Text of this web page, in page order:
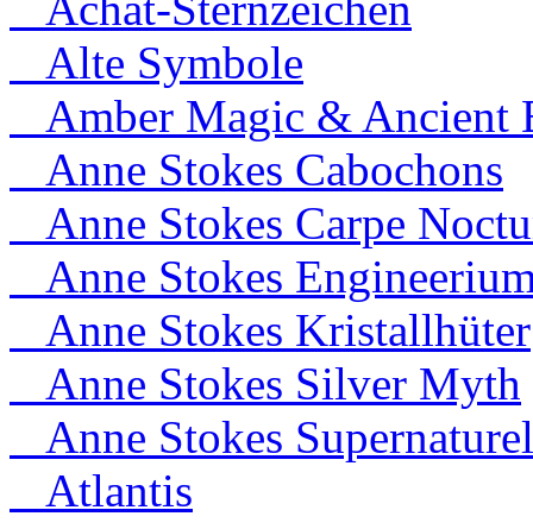
Alte Symbole
Amber Magic & Ancient
Anne Stokes Cabochons
Anne Stokes Carpe
Anne Stokes
Anne Stokes Kristallhüter
Anne Stokes Silver Myth
Anne Stokes
Atlantis